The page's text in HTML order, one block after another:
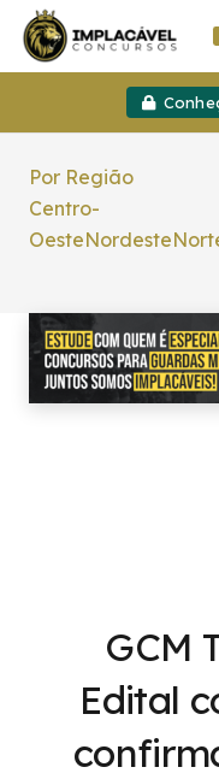
Por Região
Centro-
OesteNordeste
GCM
Edital